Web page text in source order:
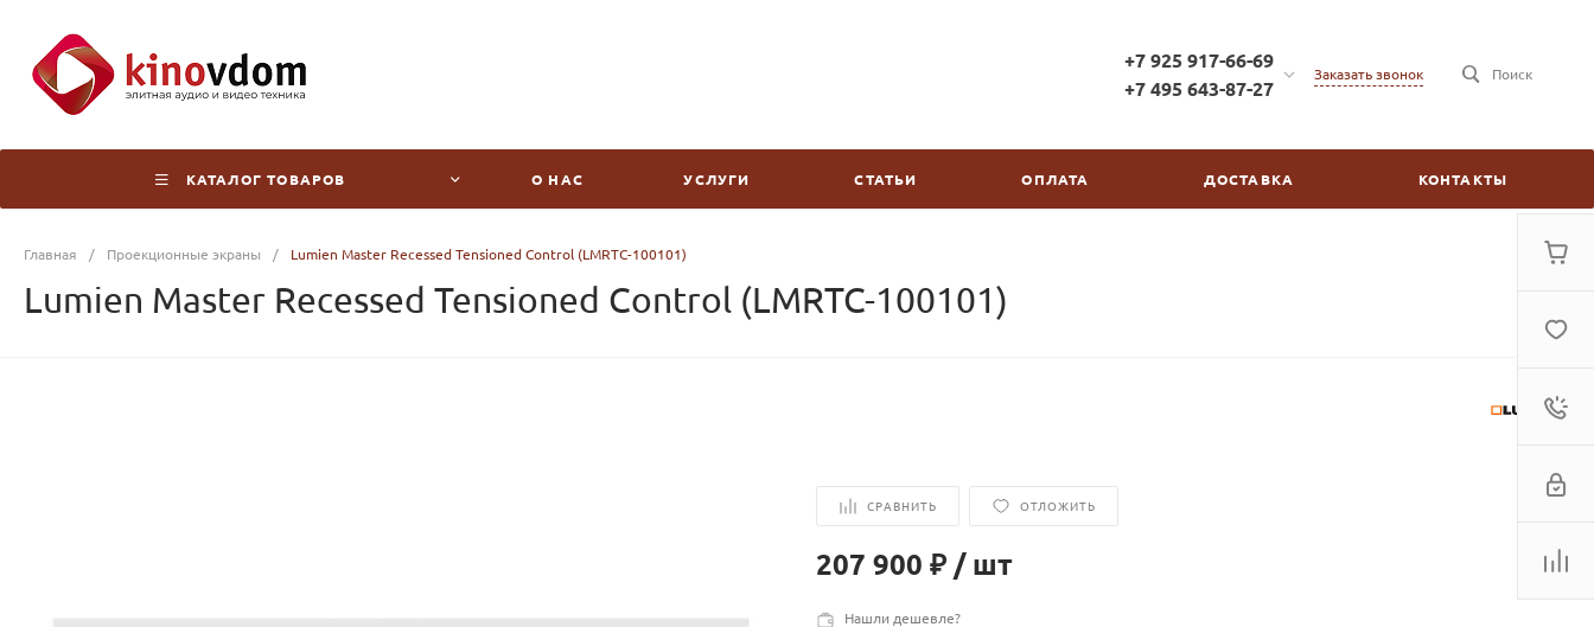
+7 925 917-66-69
+7 495 643-87-27
д.2/30
Заказать звонок Поиск
КАТАЛОГ ТОВАРОВ О НАС УСЛУГИ СТАТЬИ ОПЛАТА ДОСТАВКА КОНТАКТЫ
Главная / Проекционные экраны / Lumien Master Recessed Tensioned Control (LMRTC-100101)
Lumien Master Recessed Tensioned Control (LMRTC-100101)
СРАВНИТЬ ОТЛОЖИТЬ
207 900 ₽ / шт
Нашли дешевле?